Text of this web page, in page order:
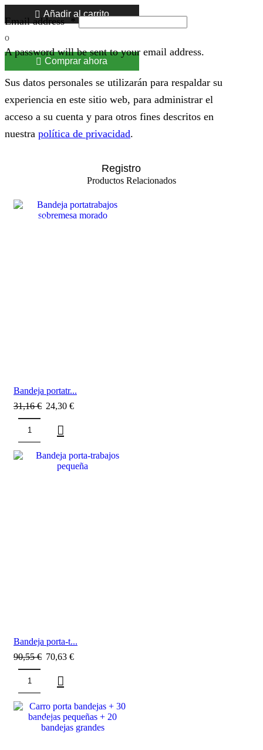
Email address*
A password will be sent to your email address.
Sus datos personales se utilizarán para respaldar su
experiencia en este sitio web, para administrar el
acceso a su cuenta y para otros fines descritos en
nuestra política de privacidad.
Registro
Añadir al carrito
o
Comprar ahora
Productos Relacionados
SALE
Bandeja portatr...
31,16€ 24,30 €
Bandeja porta-t...
90,55€ 70,63 €
SALE